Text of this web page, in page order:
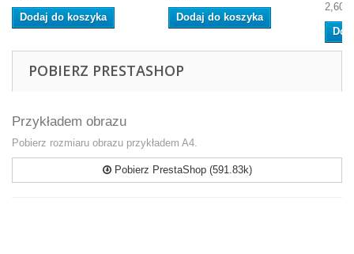
Dodaj do koszyka Dodaj do koszyka
2,60 €
POBIERZ PRESTASHOP
Przykładem obrazu
Pobierz rozmiaru obrazu przykładem A4.
Pobierz PrestaShop (591.83k)